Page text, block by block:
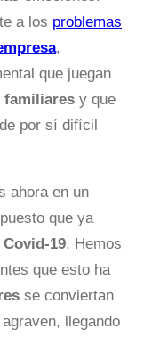
a los problemas
,
que juegan
familiares y que
por sí difícil
ahora en un
que ya
Covid-19. Hemos
que esto ha
se conviertan
llegando